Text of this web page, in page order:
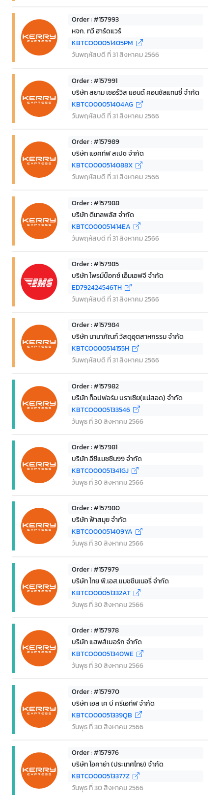
Order : #157993
หจก. ทวี ฮาร์ดแวร์
KBTCO00051405PM
วันพฤหัสบดี ที่ 31 สิงหาคม 2566
Order : #157991
บริษัท สยาม เซอร์วิส แอนด์ คอนซัลแทนซี่ จำกัด
KBTCO00051404AG
วันพฤหัสบดี ที่ 31 สิงหาคม 2566
Order : #157989
บริษัท แอคทีฟ สเปซ จำกัด
KBTCO000514088X
วันพฤหัสบดี ที่ 31 สิงหาคม 2566
Order : #157988
บริษัท ดีเทลพลัส จำกัด
KBTCO00051414EA
วันพฤหัสบดี ที่ 31 สิงหาคม 2566
Order : #157985
บริษัท ไพรม์บ๊อกซ์ เอ็มเอฟจี จำกัด
ED792424546TH
วันพฤหัสบดี ที่ 31 สิงหาคม 2566
Order : #157984
บริษัท นานาภัณฑ์ วัสดุอุตสาหกรรม จำกัด
KBTCO000514155H
วันพฤหัสบดี ที่ 31 สิงหาคม 2566
Order : #157982
บริษัท ท็อปฟอร์ม บราเซีย(แม่สอด) จำกัด
KBTCO0005133546
วันพุธ ที่ 30 สิงหาคม 2566
Order : #157981
บริษัท อีซีแมชชีน99 จำกัด
KBTCO00051341GJ
วันพุธ ที่ 30 สิงหาคม 2566
Order : #157980
บริษัท ฟ้าสมุย จำกัด
KBTCO00051409YA
วันพุธ ที่ 30 สิงหาคม 2566
Order : #157979
บริษัท ไทย พี.เอส.แมชชีนเนอรี่ จำกัด
KBTCO00051332AT
วันพุธ ที่ 30 สิงหาคม 2566
Order : #157978
บริษัท แฮพส์เบอร์ก จำกัด
KBTCO00051340WE
วันพุธ ที่ 30 สิงหาคม 2566
Order : #157970
บริษัท เอส เค บี ครีเอทีฟ จำกัด
KBTCO00051339QB
วันพุธ ที่ 30 สิงหาคม 2566
Order : #157976
บริษัท โอคาย่า (ประเทศไทย) จำกัด
KBTCO000513377Z
วันพุธ ที่ 30 สิงหาคม 2566